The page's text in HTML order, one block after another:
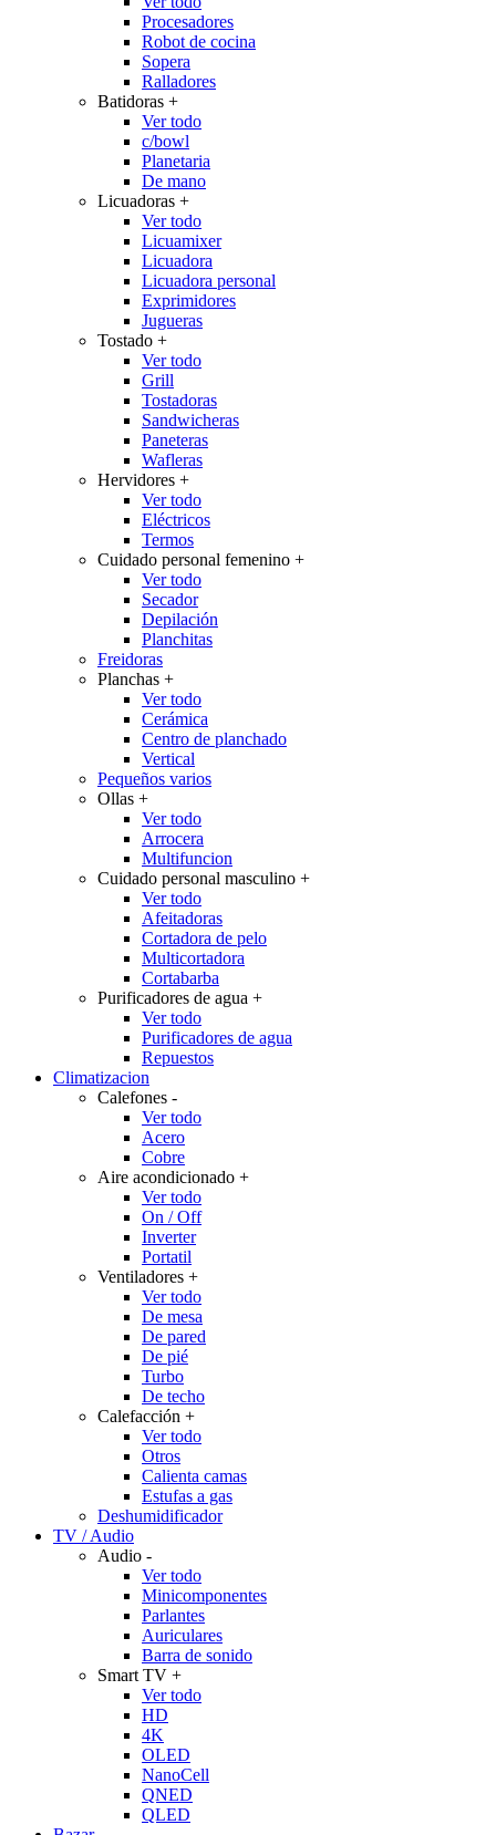
Procesadores
Robot de cocina
Sopera
Ralladores
Batidoras +
Ver todo
c/bowl
Planetaria
De mano
Licuadoras +
Ver todo
Licuamixer
Licuadora
Licuadora personal
Exprimidores
Jugueras
Tostado +
Ver todo
Grill
Tostadoras
Sandwicheras
Paneteras
Wafleras
Hervidores +
Ver todo
Eléctricos
Termos
Cuidado personal femenino +
Ver todo
Secador
Depilación
Planchitas
Freidoras
Planchas +
Ver todo
Cerámica
Centro de planchado
Vertical
Pequeños varios
Ollas +
Ver todo
Arrocera
Multifuncion
Cuidado personal masculino +
Ver todo
Afeitadoras
Cortadora de pelo
Multicortadora
Cortabarba
Purificadores de agua +
Ver todo
Purificadores de agua
Repuestos
Climatizacion
Calefones -
Ver todo
Acero
Cobre
Aire acondicionado +
Ver todo
On / Off
Inverter
Portatil
Ventiladores +
Ver todo
De mesa
De pared
De pié
Turbo
De techo
Calefacción +
Ver todo
Otros
Calienta camas
Estufas a gas
Deshumidificador
TV / Audio
Audio -
Ver todo
Minicomponentes
Parlantes
Auriculares
Barra de sonido
Smart TV +
Ver todo
HD
4K
OLED
NanoCell
QNED
QLED